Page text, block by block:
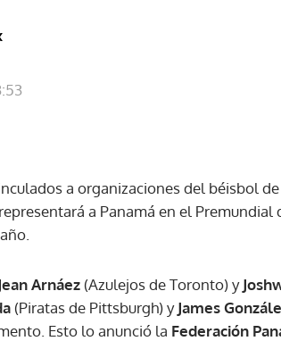
a organizaciones del béisbol
a Panamá en el Premundial
Arnáez (Azulejos de Toronto) y
(Piratas de Pittsburgh) yJames
Esto lo anunció la Federación